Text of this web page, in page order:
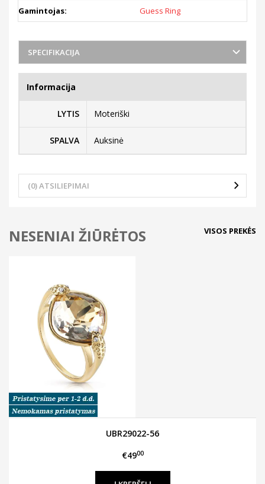
Gamintojas: Guess Ring
SPECIFIKACIJA
Informacija
LYTIS Moteriški
SPALVA Auksinė
(0) ATSILIEPIMAI
NESENIAI ŽIŪRĖTOS VISOS PREKĖS
UBR29022-56
€4900